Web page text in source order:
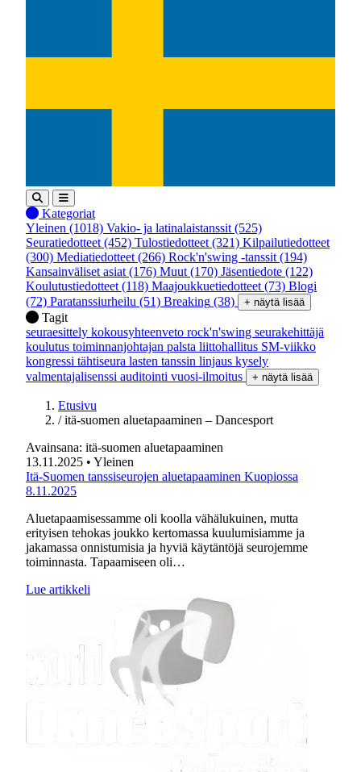
Kategoriat
Yleinen (1018) Vakio- ja latinalaistanssit (525)
Seuratiedotteet (452) Tulostiedotteet (321) Kilpailutiedotteet
(300) Mediatiedotteet (266) Rock'n'swing -tanssit (194)
Kansainväliset asiat (176) Muut (170) Jäsentiedote (122)
Koulutustiedotteet (118) Maajoukkuetiedotteet (73) Blogi
(72) Paratanssiurheilu (51) Breaking (38) + näytä lisää
Tagit
seuraesittely kokousyhteenveto rock'n'swing seurakehittäjä
koulutus toiminnanjohtajan palsta liittohallitus SM-viikko
kongressi tähtiseura lasten tanssin linjaus kysely
valmentajalisenssi auditointi vuosi-ilmoitus + näytä lisää
Etusivu
/ itä-suomen aluetapaaminen – Dancesport
Avainsana: itä-suomen aluetapaaminen
13.11.2025 • Yleinen
Itä-Suomen tanssiseurojen aluetapaaminen Kuopiossa
8.11.2025
Aluetapaamisessamme oli koolla vähälukuinen, mutta
erityisen tehokas joukko kertomassa kuulumisiamme ja
jakamassa onnistumisia ja hyviä käytäntöjä seurojemme
toiminnasta. Tapaamiseen oli…
Lue artikkeli